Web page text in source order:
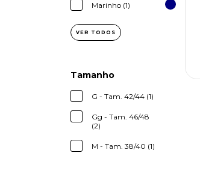
Marinho (1)
VER TODOS
Tamanho
G - Tam. 42/44 (1)
Gg - Tam. 46/48
(2)
M - Tam. 38/40 (1)